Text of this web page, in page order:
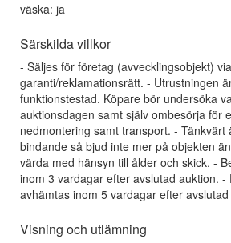
väska: ja
Särskilda villkor
- Säljes för företag (avvecklingsobjekt)
garanti/reklamationsrätt. - Utrustningen
funktionstestad. Köpare bör undersöka
auktionsdagen samt själv ombesörja för
nedmontering samt transport. - Tänkvärt
bindande så bjud inte mer på objekten
värda med hänsyn till ålder och skick. -
inom 3 vardagar efter avslutad auktion. -
avhämtas inom 5 vardagar efter
Visning och utlämning